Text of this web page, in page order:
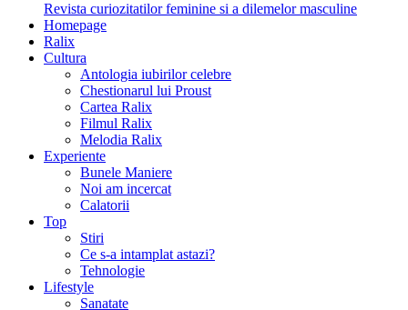
Revista curiozitatilor feminine si a dilemelor masculine
Homepage
Ralix
Cultura
Antologia iubirilor celebre
Chestionarul lui Proust
Cartea Ralix
Filmul Ralix
Melodia Ralix
Experiente
Bunele Maniere
Noi am incercat
Calatorii
Top
Stiri
Ce s-a intamplat astazi?
Tehnologie
Lifestyle
Sanatate